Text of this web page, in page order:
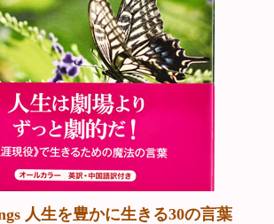
人生を豊かに生きる30の言葉